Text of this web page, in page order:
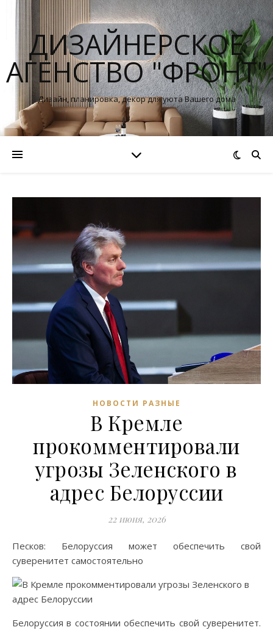
ДИЗАЙНЕРСКОЕ
АГЕНСТВО "ФРОНТ"
Дизайн, планировка, декор для уюта Вашего дома
НОВОСТИ РАЗНЫЕ
В Кремле
прокомментировали
угрозы Зеленского в
адрес Белоруссии
22 июня, 2026
Песков: Белоруссия может обеспечить свой
суверенитет самостоятельно
Белоруссия в состоянии обеспечить свой суверенитет.